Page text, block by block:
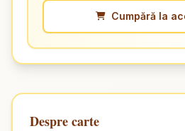
Cumpără la
Despre carte